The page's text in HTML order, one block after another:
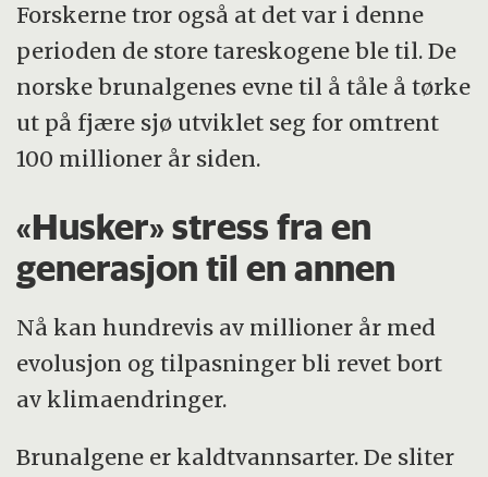
Forskerne tror også at det var i denne
perioden de store tareskogene ble til. De
norske brunalgenes evne til å tåle å tørke
ut på fjære sjø utviklet seg for omtrent
100 millioner år siden.
«Husker» stress fra en
generasjon til en annen
Nå kan hundrevis av millioner år med
evolusjon og tilpasninger bli revet bort
av klimaendringer.
Brunalgene er kaldtvannsarter. De sliter